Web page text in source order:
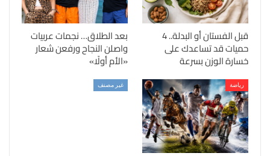
قبل الفستان أو البدلة.. 4
حميات قد تساعدك على
خسارة الوزن بسرعة
بعد الطلاق… نجمات عربيات
واصلن النجاح ورفعن شعار
«الأم أولًا»
رياضة غير مصنف